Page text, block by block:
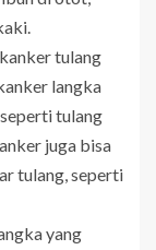
tulang
langka
tulang
juga bisa
tulang, seperti
yang